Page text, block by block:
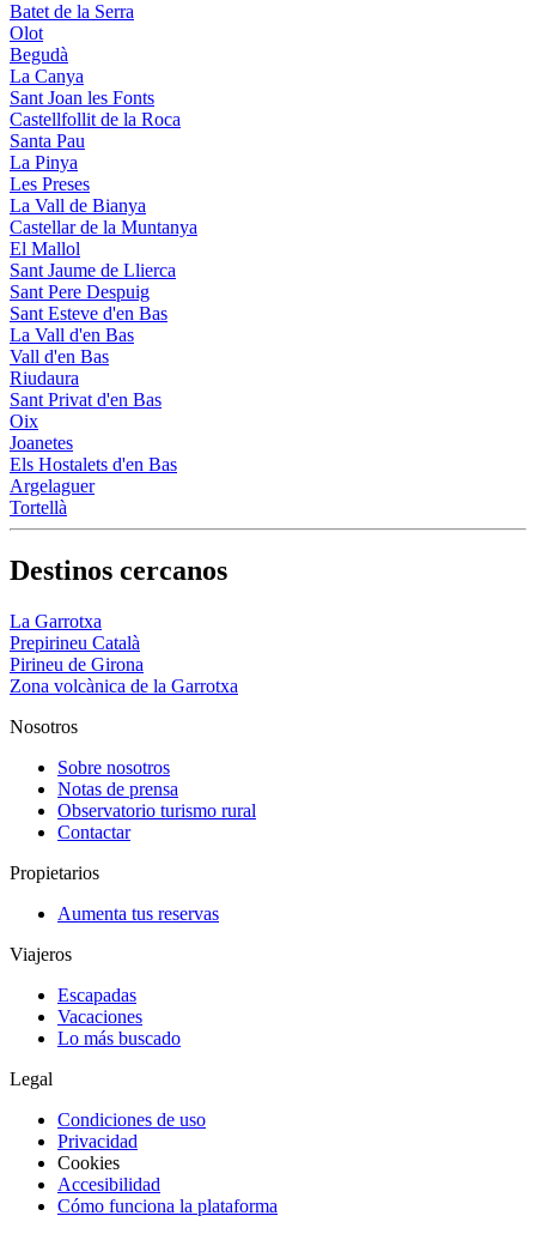
Batet de la Serra
Olot
Begudà
La Canya
Sant Joan les Fonts
Castellfollit de la Roca
Santa Pau
La Pinya
Les Preses
La Vall de Bianya
Castellar de la Muntanya
El Mallol
Sant Jaume de Llierca
Sant Pere Despuig
Sant Esteve d'en Bas
La Vall d'en Bas
Vall d'en Bas
Riudaura
Sant Privat d'en Bas
Oix
Joanetes
Els Hostalets d'en Bas
Argelaguer
Tortellà
Destinos cercanos
La Garrotxa
Prepirineu Català
Pirineu de Girona
Zona volcànica de la Garrotxa
Nosotros
Sobre nosotros
Notas de prensa
Observatorio turismo rural
Contactar
Propietarios
Aumenta tus reservas
Viajeros
Escapadas
Vacaciones
Lo más buscado
Legal
Condiciones de uso
Privacidad
Cookies
Accesibilidad
Cómo funciona la plataforma